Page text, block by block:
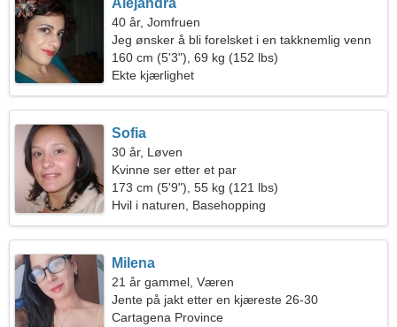
Alejandra
40 år, Jomfruen
Jeg ønsker å bli forelsket i en takknemlig venn
160 cm (5'3"), 69 kg (152 lbs)
Ekte kjærlighet
Sofia
30 år, Løven
Kvinne ser etter et par
173 cm (5'9"), 55 kg (121 lbs)
Hvil i naturen, Basehopping
Milena
21 år gammel, Væren
Jente på jakt etter en kjæreste 26-30
Cartagena Province